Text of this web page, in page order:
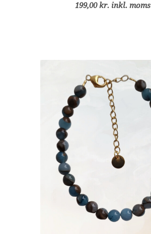
199,00 kr. inkl. moms